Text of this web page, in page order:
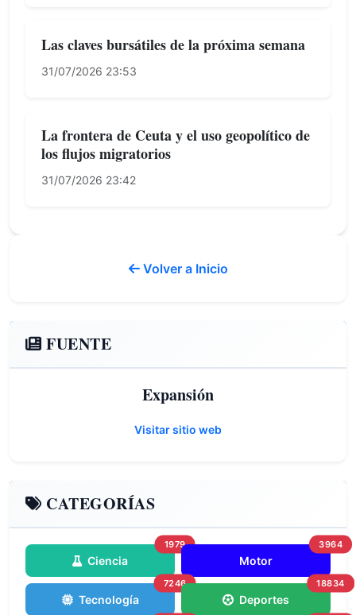
Las claves bursátiles de la próxima semana
31/07/2026 23:53
La frontera de Ceuta y el uso geopolítico de
los flujos migratorios
31/07/2026 23:42
Volver a Inicio
FUENTE
Expansión
Visitar sitio web
CATEGORÍAS
Ciencia
1979
Motor
3964
Tecnología
7246
Deportes
18834